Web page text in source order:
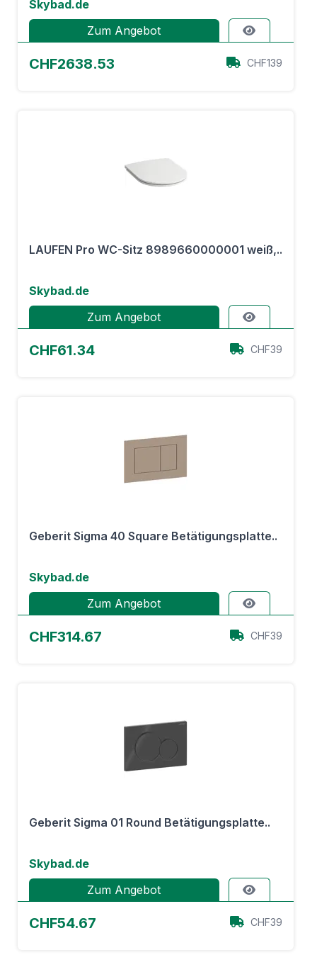
Skybad.de
Zum Angebot
CHF2638.53 CHF139
LAUFEN Pro WC-Sitz 8989660000001 weiß,..
Skybad.de
Zum Angebot
CHF61.34 CHF39
Geberit Sigma 40 Square Betätigungsplatte..
Skybad.de
Zum Angebot
CHF314.67 CHF39
Geberit Sigma 01 Round Betätigungsplatte..
Skybad.de
Zum Angebot
CHF54.67 CHF39